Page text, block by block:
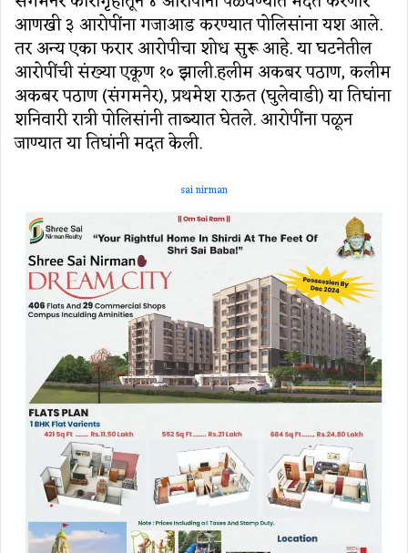
आणखी ३ आरोपींना गजाआड करण्यात पोलिसांना यश आले.
तर अन्य एका फरार आरोपीचा शोध सुरू आहे. या घटनेतील
आरोपींची संख्या एकूण १० झाली.हलीम अकबर पठाण, कलीम
अकबर पठाण (संगमनेर), प्रथमेश राऊत (घुलेवाडी) या तिघांना
शनिवारी रात्री पोलिसांनी ताब्यात घेतले. आरोपींना पळून
जाण्यात या तिघांनी मदत केली.
sai nirman